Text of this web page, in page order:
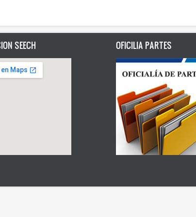
SEECH OFICILIA PARTES